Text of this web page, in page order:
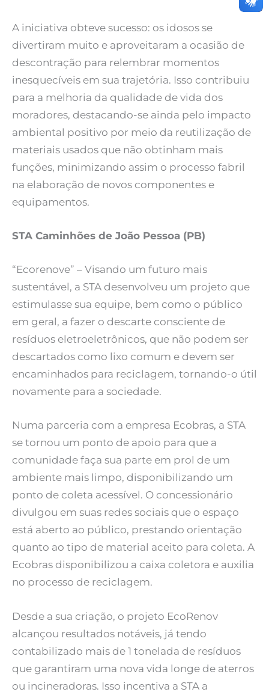
A iniciativa obteve sucesso: os idosos se
divertiram muito e aproveitaram a ocasião de
descontração para relembrar momentos
inesquecíveis em sua trajetória. Isso contribuiu
para a melhoria da qualidade de vida dos
moradores, destacando-se ainda pelo impacto
ambiental positivo por meio da reutilização de
materiais usados que não obtinham mais
funções, minimizando assim o processo fabril
na elaboração de novos componentes e
equipamentos.
STA Caminhões de João Pessoa (PB)
“Ecorenove” – Visando um futuro mais
sustentável, a STA desenvolveu um projeto que
estimulasse sua equipe, bem como o público
em geral, a fazer o descarte consciente de
resíduos eletroeletrônicos, que não podem ser
descartados como lixo comum e devem ser
encaminhados para reciclagem, tornando-o útil
novamente para a sociedade.
Numa parceria com a empresa Ecobras, a STA
se tornou um ponto de apoio para que a
comunidade faça sua parte em prol de um
ambiente mais limpo, disponibilizando um
ponto de coleta acessível. O concessionário
divulgou em suas redes sociais que o espaço
está aberto ao público, prestando orientação
quanto ao tipo de material aceito para coleta. A
Ecobras disponibilizou a caixa coletora e auxilia
no processo de reciclagem.
Desde a sua criação, o projeto EcoRenov
alcançou resultados notáveis, já tendo
contabilizado mais de 1 tonelada de resíduos
que garantiram uma nova vida longe de aterros
ou incineradoras. Isso incentiva a STA a